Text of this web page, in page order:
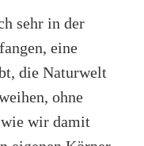
sehr in der
eine
die Naturwelt
ohne
wir damit